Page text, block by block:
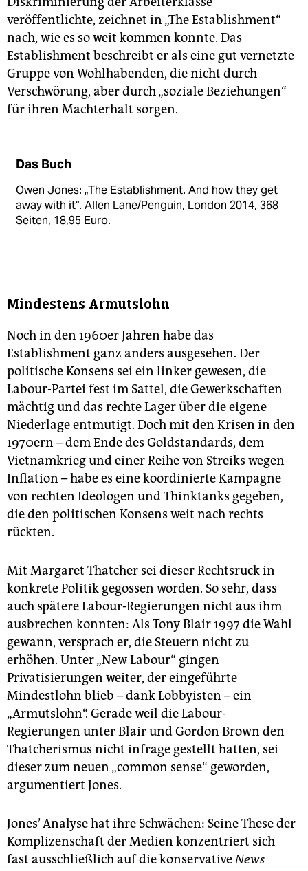
veröffentlichte, zeichnet in „The Establishment“
nach, wie es so weit kommen konnte. Das
Establishment beschreibt er als eine gut vernetzte
Gruppe von Wohlhabenden, die nicht durch
Verschwörung, aber durch „soziale Beziehungen“
für ihren Machterhalt sorgen.
Das Buch
Owen Jones: „The Establishment. And how they get
away with it“. Allen Lane/Penguin, London 2014, 368
Seiten, 18,95 Euro.
Mindestens Armutslohn
Noch in den 1960er Jahren habe das
Establishment ganz anders ausgesehen. Der
politische Konsens sei ein linker gewesen, die
Labour-Partei fest im Sattel, die Gewerkschaften
mächtig und das rechte Lager über die eigene
Niederlage entmutigt. Doch mit den Krisen in den
1970ern – dem Ende des Goldstandards, dem
Vietnamkrieg und einer Reihe von Streiks wegen
Inflation – habe es eine koordinierte Kampagne
von rechten Ideologen und Thinktanks gegeben,
die den politischen Konsens weit nach rechts
rückten.
Mit Margaret Thatcher sei dieser Rechtsruck in
konkrete Politik gegossen worden. So sehr, dass
auch spätere Labour-Regierungen nicht aus ihm
ausbrechen konnten: Als Tony Blair 1997 die Wahl
gewann, versprach er, die Steuern nicht zu
erhöhen. Unter „New Labour“ gingen
Privatisierungen weiter, der eingeführte
Mindestlohn blieb – dank Lobbyisten – ein
„Armutslohn“. Gerade weil die Labour-
Regierungen unter Blair und Gordon Brown den
Thatcherismus nicht infrage gestellt hatten, sei
dieser zum neuen „common sense“ geworden,
argumentiert Jones.
Jones’ Analyse hat ihre Schwächen: Seine These der
Komplizenschaft der Medien konzentriert sich
fast ausschließlich auf die konservativeNews